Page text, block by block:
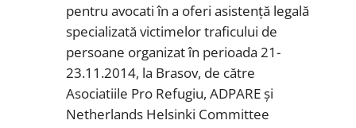
pentru avocati în a oferi asistență legală
specializată victimelor traficului de
persoane organizat în perioada 21-
23.11.2014, la Brasov, de către
Asociatiile Pro Refugiu, ADPARE și
Netherlands Helsinki Committee